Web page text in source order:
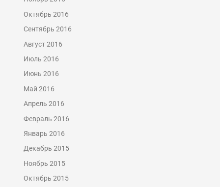
Октябрь 2016
Сентябрь 2016
Август 2016
Июль 2016
Июнь 2016
Май 2016
Апрель 2016
Февраль 2016
Январь 2016
Декабрь 2015
Ноябрь 2015
Октябрь 2015